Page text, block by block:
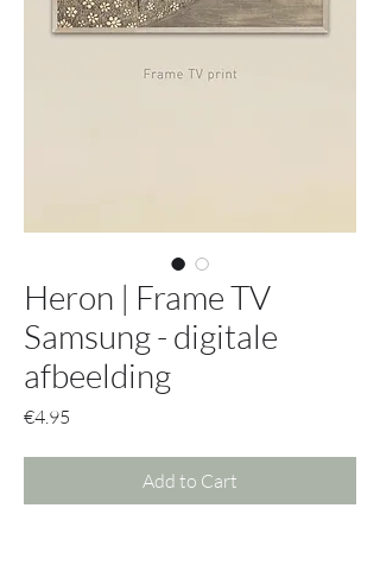
Heron | Frame TV
Samsung - digitale
afbeelding
€4.95
Add to Cart